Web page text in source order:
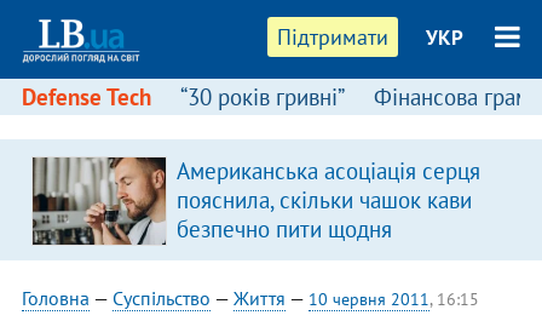
Підтримати УКР
Defense Tech “30 років гривні” Фінансова
Американська асоціація серця
пояснила, скільки чашок кави
безпечно пити щодня
Головна — Суспільство — Життя — 10 червня 2011, 16:15